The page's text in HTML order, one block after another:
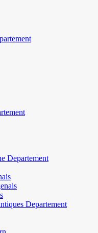
Departement
Departement